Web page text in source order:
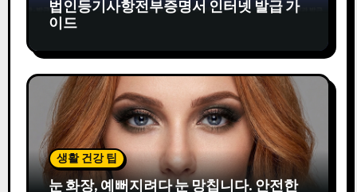
법인등기사항전부증명서 인터넷 발급 가
이드
생활 건강 팁
눈 화장, 예뻐지려다 눈 망칩니다. 안전한